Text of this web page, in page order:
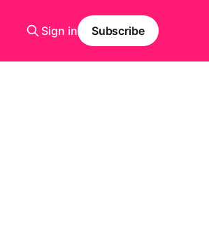
Sign in Subscribe